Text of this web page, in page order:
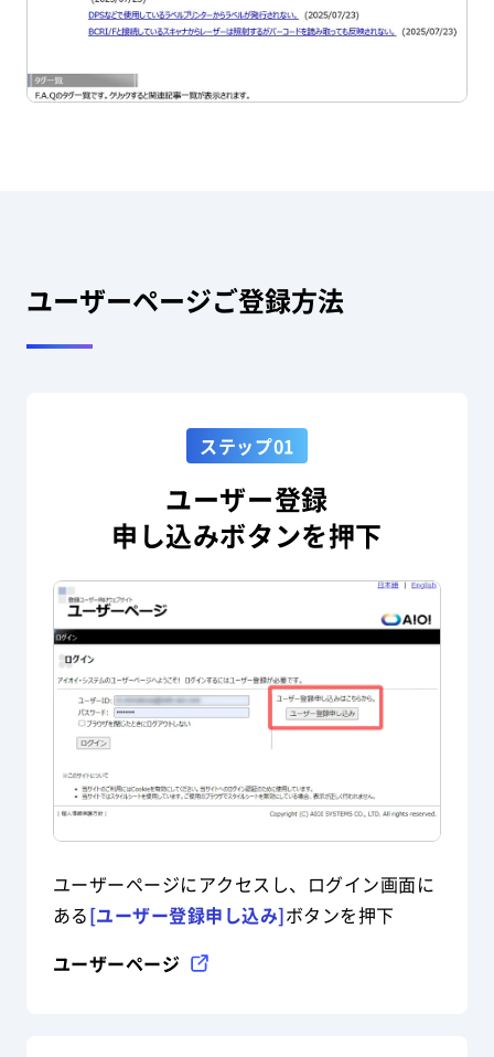
ユーザーページご登録方法
ステップ01
ユーザー登録
申し込みボタンを押下
ユーザーページにアクセスし、ログイン画面に
ある[ユーザー登録申し込み]ボタンを押下
ユーザーページ